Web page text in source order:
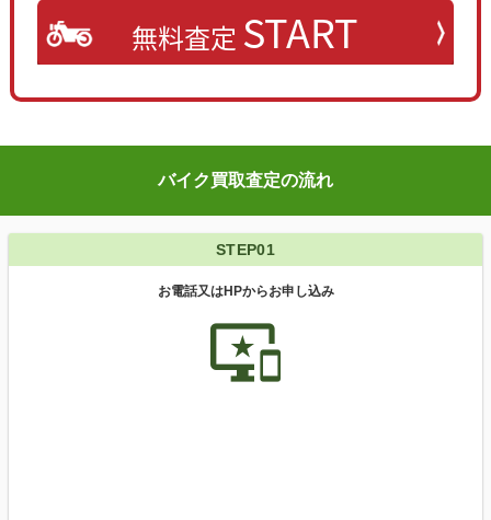
無料査定 START
バイク買取査定の流れ
STEP01
お電話又はHPからお申し込み
important_devices